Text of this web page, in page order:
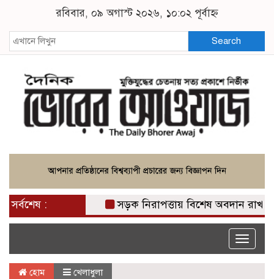
রবিবার, ০৯ অগাস্ট ২০২৬, ১০:০২ পূর্বাহ্ন
Search
সর্বশেষ : সড়ক নিরাপত্তায় বিশেষ অবদান রাখায়
Toggle
হোম খেলাধুলা